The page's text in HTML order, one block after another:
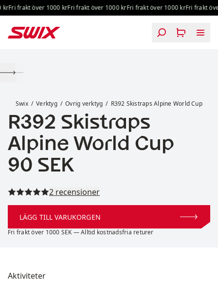
Hoppa till innehåll
Fri frakt över 1000 krFri frakt över 1000 krFri frakt över 1000 krFri frakt
Swix Verktyg Ovrig verktyg R392 Skistraps Alpine World Cup
R392 Skistraps
Alpine World Cup
Pris:
90 SEK
Läs alla recensioner
2 recensioner
LÄGG TILL VARUKORGEN
Fri frakt över 1000 SEK — Alltid kostnadsfria returer
Aktiviteter